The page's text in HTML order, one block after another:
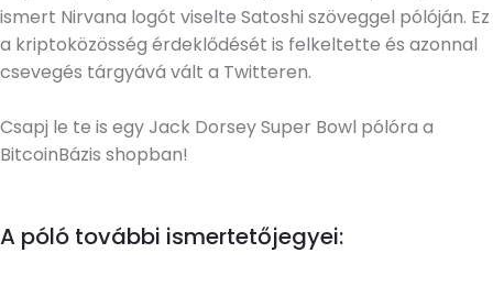
ismert Nirvana logót viselte Satoshi szöveggel pólóján. Ez
a kriptoközösség érdeklődését is felkeltette és azonnal
csevegés tárgyává vált a Twitteren.
Csapj le te is egy Jack Dorsey Super Bowl pólóra a
BitcoinBázis shopban!
A póló további ismertetőjegyei: